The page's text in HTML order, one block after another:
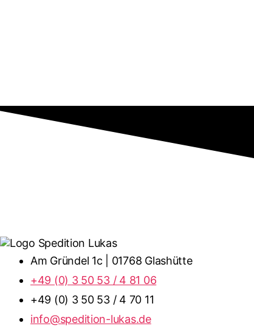
Am Gründel 1c | 01768 Glashütte
+49 (0) 3 50 53 / 4 81 06
+49 (0) 3 50 53 / 4 70 11
info@spedition-lukas.de